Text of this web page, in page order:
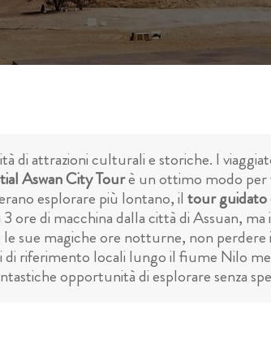
di attrazioni culturali e storiche. I
Aswan City Tourè un ottimo modo per
esplorare più lontano, il tour guidato
ore di macchina dalla città di Assuan,
sue magiche ore notturne, non perdere
riferimento locali lungo il fiume Nilo
opportunità di esplorare senza